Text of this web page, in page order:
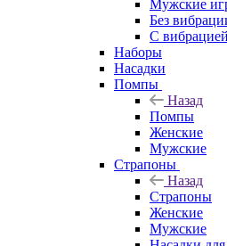
Мужские
Без
С вибрацией
Наборы
Насадки
Помпы
Назад
Помпы
Женские
Мужские
Страпоны
Назад
Страпоны
Женские
Мужские